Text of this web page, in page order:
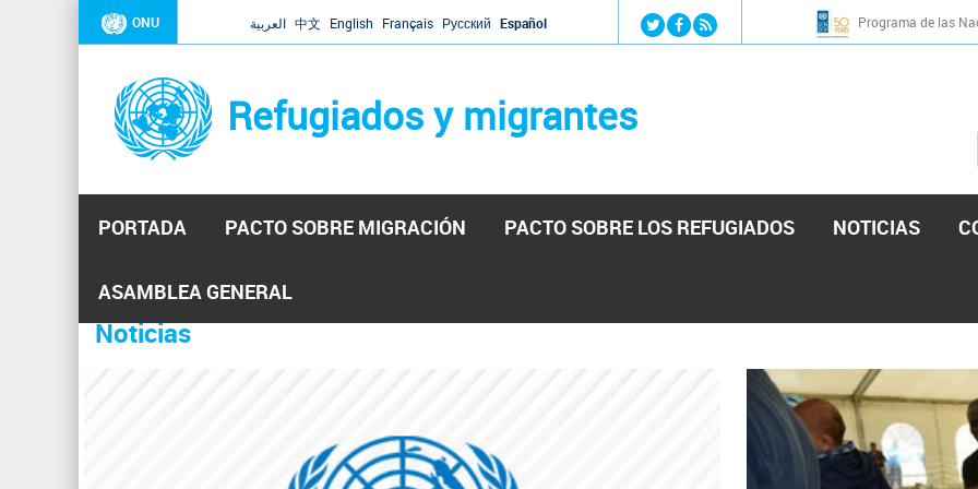
Jump to navigation
ONU العربية 中文 English Français Русский Español Programa de las
Refugiados y migrantes
PORTADA PACTO SOBRE MIGRACIÓN PACTO SOBRE LOS REFUGIADOS NOTICIAS
ASAMBLEA GENERAL
Se
encuentra
usted
aquí
Noticias
31 Ene 2019 -
El Secretario General ha respondido a la carta enviada por el presidente de la Asamblea Nacional de Venezuela solicitando a
ha reiterado que la ONU está lista para hacerlo, pero necesita el consentimiento y la colaboración del Gobierno.